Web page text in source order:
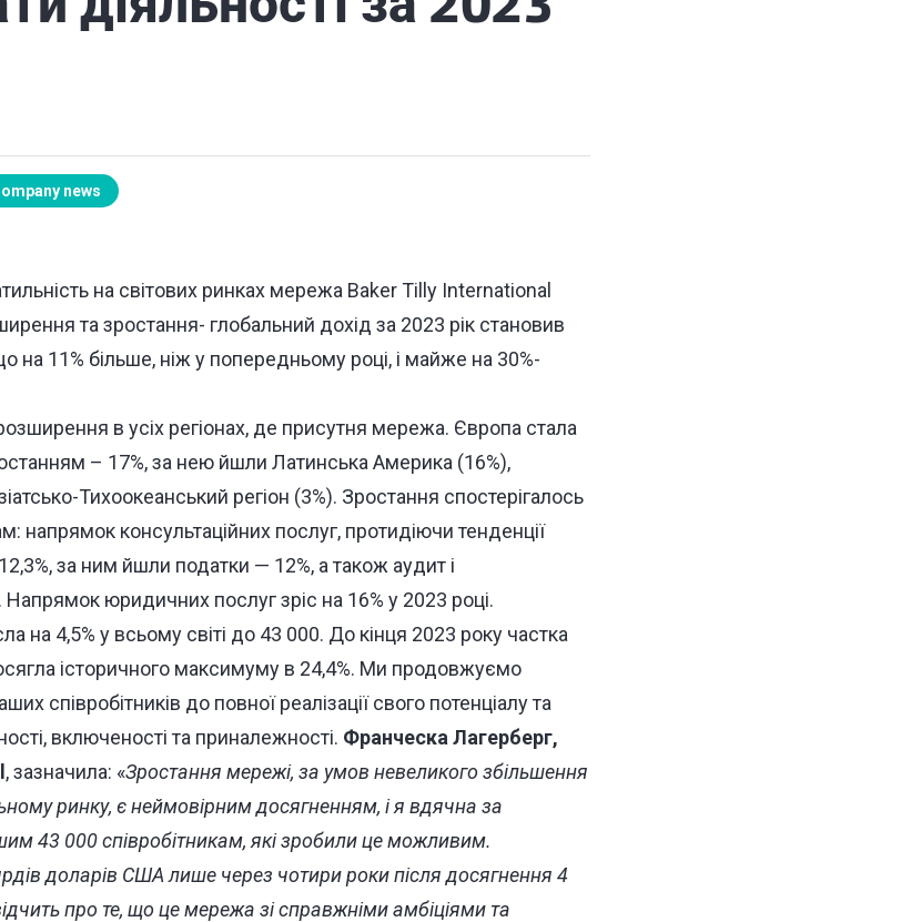
news
на світових ринках мережа Baker Tilly International
та зростання- глобальний дохід за 2023 рік становив
на 11% більше, ніж у попередньому році, і майже на 30%-
в усіх регіонах, де присутня мережа. Європа стала
– 17%, за нею йшли Латинська Америка (16%),
Тихоокеанський регіон (3%). Зростання спостерігалось
напрямок консультаційних послуг, протидіючи тенденції
за ним йшли податки — 12%, а також аудит і
Напрямок юридичних послуг зріс на 16% у 2023 році.
на 4,5% у всьому світі до 43 000. До кінця 2023 року частка
історичного максимуму в 24,4%. Ми продовжуємо
співробітників до повної реалізації свого потенціалу та
включеності та приналежності. Франческа Лагерберг,
, зазначила: «Зростання мережі, за умов невеликого збільшення
ринку, є неймовірним досягненням, і я вдячна за
43 000 співробітникам, які зробили це можливим.
доларів США лише через чотири роки після досягнення 4
про те, що це мережа зі справжніми амбіціями та